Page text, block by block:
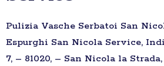
Pulizia Vasche Serbatoi San
Espurghi San Nicola Service,
7, – 81020, – San Nicola la